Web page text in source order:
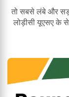
तो सबसे लंबे और
लोड़ीसी यूएसए के